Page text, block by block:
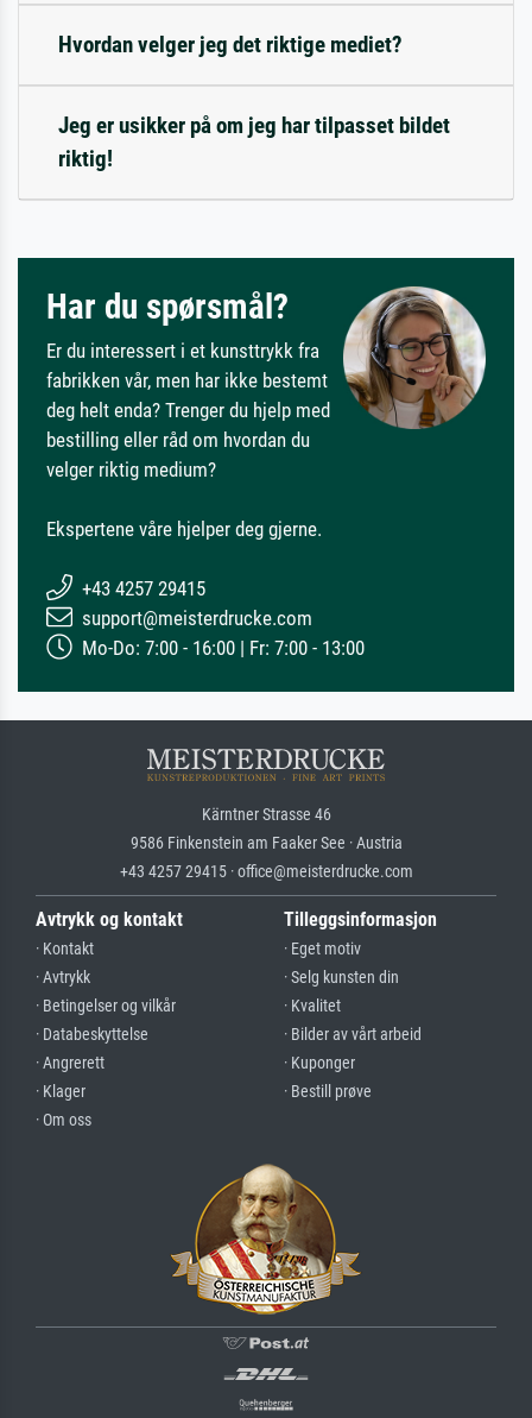
Hvordan velger jeg det riktige mediet?
Jeg er usikker på om jeg har tilpasset bildet
riktig!
Har du spørsmål?
Er du interessert i et kunsttrykk fra
fabrikken vår, men har ikke bestemt
deg helt enda? Trenger du hjelp med
bestilling eller råd om hvordan du
velger riktig medium?
Ekspertene våre hjelper deg gjerne.
+43 4257 29415
support@meisterdrucke.com
Mo-Do: 7:00 - 16:00 | Fr: 7:00 - 13:00
Kärntner Strasse 46
9586 Finkenstein am Faaker See · Austria
+43 4257 29415 · office@meisterdrucke.com
Avtrykk og kontakt
· Kontakt
· Avtrykk
· Betingelser og vilkår
· Databeskyttelse
· Angrerett
· Klager
· Om oss
Tilleggsinformasjon
· Eget motiv
· Selg kunsten din
· Kvalitet
· Bilder av vårt arbeid
· Kuponger
· Bestill prøve